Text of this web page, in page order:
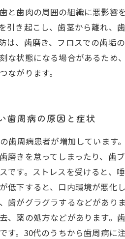
と歯肉の周囲の組織に悪影響
引き起こし、歯茎から離れ、
は、歯磨き、フロスでの歯垢
な状態になる場合があるため
ながります。
歯周病の原因と症状
歯周病患者が増加しています
磨きを怠ってしまったり、歯
です。ストレスを受けると、
低下すると、口内環境が悪化
歯がグラグラするなどがあり
、薬の処方などがあります。
す。30代のうちから歯周病に